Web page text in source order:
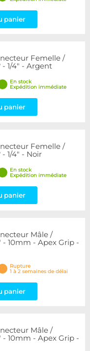
panier
Femelle /
- 1/4" - Argent
En stock
Expédition immédiate
panier
Femelle /
1/4" - Noir
En stock
Expédition immédiate
panier
Mâle /
- 10mm - Apex Grip -
Rupture
1 à 2 semaines de délai
panier
Mâle /
- 10mm - Apex Grip -